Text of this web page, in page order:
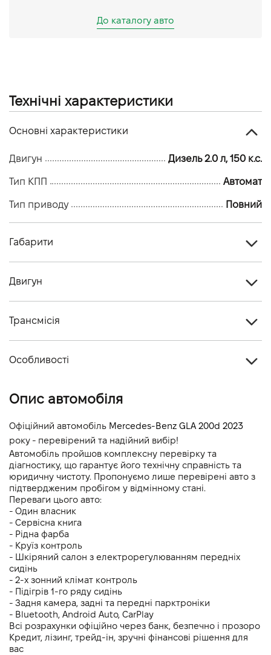
До каталогу авто
Технічні характеристики
Основні характеристики
Двигун Дизель 2.0 л, 150 к.с.
Тип КПП Автомат
Тип приводу Повний
Габарити
Кiлькiсть мiсць, шт
Двигун
Потужність двигуна (к.с.)
Динаміка розгону 0-100 км/г
Трансмісія
Особливості
Опис автомобіля
Офіційний автомобіль Mercedes-Benz GLA 200d 2023
року - перевірений та надійний вибір!
Автомобіль пройшов комплексну перевірку та
діагностику, що гарантує його технічну справність та
юридичну чистоту. Пропонуємо лише перевірені авто з
підтвердженим пробігом у відмінному стані.
Переваги цього авто:
- Один власник
- Cервісна книга
- Рідна фарба
- Круїз контроль
- Шкіряний салон з електрорегулюванням передніх
сидінь
- 2-х зонний клімат контроль
- Підігрів 1-го ряду сидінь
- Задня камера, задні та передні парктроніки
- Bluetooth, Android Auto, CarPlay
Всі розрахунки офіційно через банк, безпечно і прозоро
Кредит, лізинг, трейд-ін, зручні фінансові рішення для
вас